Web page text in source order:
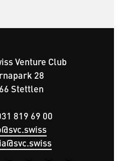
Venture Club
28
Stettlen
819 69 00